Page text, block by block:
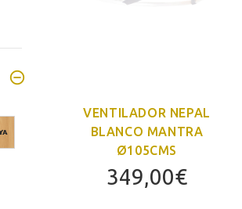
VENTILADOR NEPAL
BLANCO MANTRA
Ø105CMS
349,00€